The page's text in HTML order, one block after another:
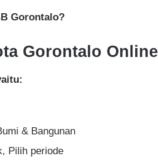
Gorontalo?
Gorontalo Online
& Bangunan
Pilih periode